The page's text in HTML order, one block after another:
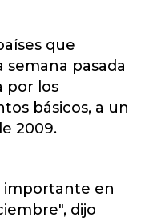
que
pasada
por los
básicos, a un
2009.
importante en
dijo